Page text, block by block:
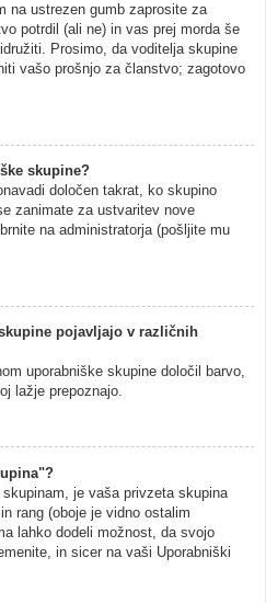
na ustrezen gumb zaprosite za
potrdil (ali ne) in vas prej morda še
Prosimo, da voditelja skupine
vašo prošnjo za članstvo; zagotovo
skupine?
določen takrat, ko skupino
zanimate za ustvaritev nove
na administratorja (pošljite mu
pojavljajo v različnih
uporabniške skupine določil barvo,
lažje prepoznajo.
je vaša privzeta skupina
rang (oboje je vidno ostalim
lahko dodeli možnost, da svojo
in sicer na vaši Uporabniški